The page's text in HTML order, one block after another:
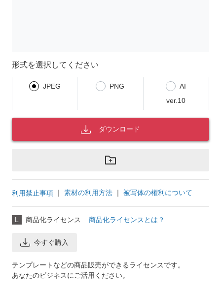
形式を選択してください
JPEG PNG
AI
ver.10
ダウンロード
利用禁止事項 ｜ 素材の利用方法 ｜ 被写体の権利について
L 商品化ライセンス 商品化ライセンスとは？
今すぐ購入
テンプレートなどの商品販売ができるライセンスです。
あなたのビジネスにご活用ください。